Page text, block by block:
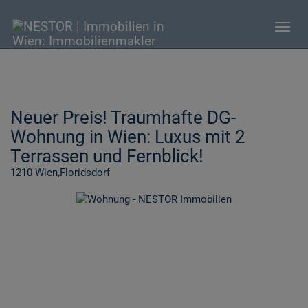
Neuer Preis! Traumhafte DG-
Wohnung in Wien: Luxus mit 2
Terrassen und Fernblick!
1210 Wien,Floridsdorf